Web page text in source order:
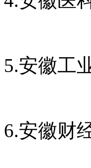
5.安徽工
6.安徽财